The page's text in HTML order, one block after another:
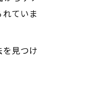
ていま
見つけ